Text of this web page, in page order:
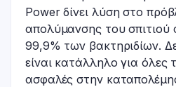
Power δίνει λύση στο
απολύμανσης του σπιτιού
99,9% των βακτηριδίων.
είναι κατάλληλο για όλες
ασφαλές στην